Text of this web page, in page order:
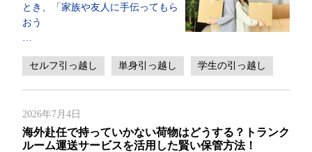
とき、「家族や友人に手伝ってもら
おう
セルフ引っ越し 単身引っ越し 学生の引っ越し
2026年7月4日
海外赴任で持っていかない荷物はどうする？トランク
ルーム運送サービスを活用した賢い保管方法！